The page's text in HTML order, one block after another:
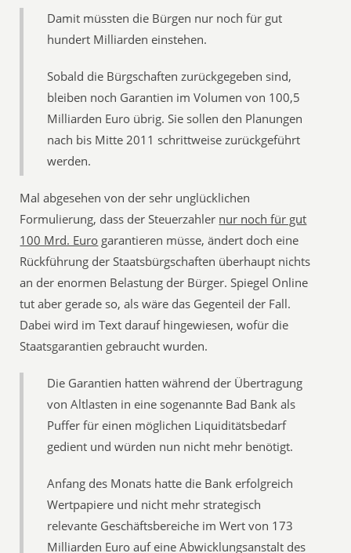
Damit müssten die Bürgen nur noch für gut
hundert Milliarden einstehen.
Sobald die Bürgschaften zurückgegeben sind,
bleiben noch Garantien im Volumen von 100,5
Milliarden Euro übrig. Sie sollen den Planungen
nach bis Mitte 2011 schrittweise zurückgeführt
werden.
Mal abgesehen von der sehr unglücklichen
Formulierung, dass der Steuerzahler nur noch für gut
100 Mrd. Euro garantieren müsse, ändert doch eine
Rückführung der Staatsbürgschaften überhaupt nichts
an der enormen Belastung der Bürger. Spiegel Online
tut aber gerade so, als wäre das Gegenteil der Fall.
Dabei wird im Text darauf hingewiesen, wofür die
Staatsgarantien gebraucht wurden.
Die Garantien hatten während der Übertragung
von Altlasten in eine sogenannte Bad Bank als
Puffer für einen möglichen Liquiditätsbedarf
gedient und würden nun nicht mehr benötigt.
Anfang des Monats hatte die Bank erfolgreich
Wertpapiere und nicht mehr strategisch
relevante Geschäftsbereiche im Wert von 173
Milliarden Euro auf eine Abwicklungsanstalt des